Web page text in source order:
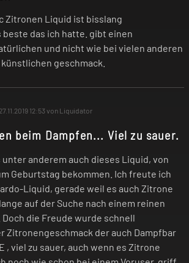
Hustenanfälle auslösen.
Produkt nicht, wenn eines
bei dir auftritt!
auf einen der Inhaltsstoffe
du das Produkt nicht
Arzt.
sind keine Nikotin-
Wenn du dir den
abgewöhnen willst,
dich bitte an deinen Arzt oder
Zitronen Liquid ist bisslang
beste das ich hatte. gibt einen
und nicht wie bei vielen anderen
geschmack.
12:53 von Liquidator
beim Dampfen... Viel zu sauer.
unter anderem auch dieses Liquid, von
Geburtstag bekommen. Ich freute ich
Liquid, gerade weil es auch Zitrone
auf der Suche nach einem reinen
die Freude wurde schnell
Zitronengeschmack der auch Dampfbar
, viel zu sauer, auch wenn es Zitrone